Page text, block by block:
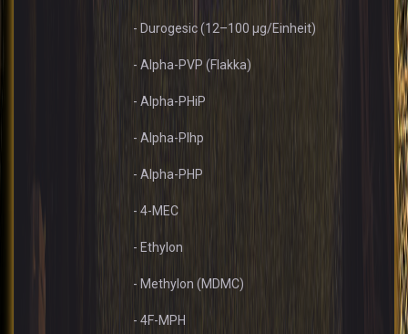
- Durogesic (12–100 µg/Einheit)
- Alpha-PVP (Flakka)
- Alpha-PHiP
- Alpha-PIhp
- Alpha-PHP
- 4-MEC
- Ethylon
- Methylon (MDMC)
- 4F-MPH